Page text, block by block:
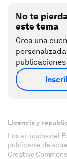
No te
este tema
Crea una
publicaciones
Licencia y
Los artículos del
publicarse de
Creative